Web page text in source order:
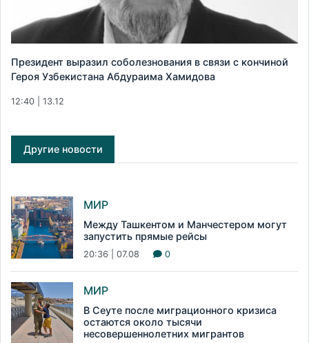
Президент выразил соболезнования в связи с кончиной
Героя Узбекистана Абдураима Хамидова
12:40 | 13.12
Другие новости
МИР
Между Ташкентом и Манчестером могут
запустить прямые рейсы
20:36 | 07.08 0
МИР
В Сеуте после миграционного кризиса
остаются около тысячи
несовершеннолетних мигрантов